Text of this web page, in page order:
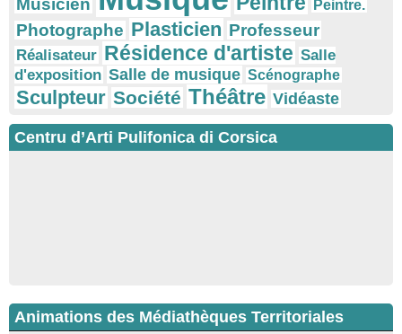
Musicien Peintre.
Photographe Plasticien Professeur
Réalisateur Résidence d'artiste Salle
d'exposition Salle de musique Scénographe
Sculpteur Société Théâtre Vidéaste
Centru d’Arti Pulifonica di Corsica
Animations des Médiathèques Territoriales